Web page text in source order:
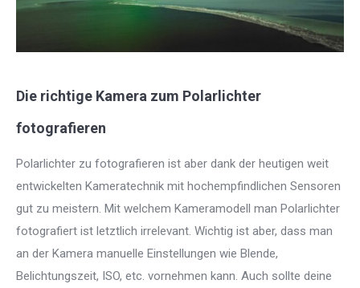
Die richtige Kamera zum Polarlichter
fotografieren
Polarlichter zu fotografieren ist aber dank der heutigen weit
entwickelten Kameratechnik mit hochempfindlichen Sensoren
gut zu meistern. Mit welchem Kameramodell man Polarlichter
fotografiert ist letztlich irrelevant. Wichtig ist aber, dass man
an der Kamera manuelle Einstellungen wie Blende,
Belichtungszeit, ISO, etc. vornehmen kann. Auch sollte deine